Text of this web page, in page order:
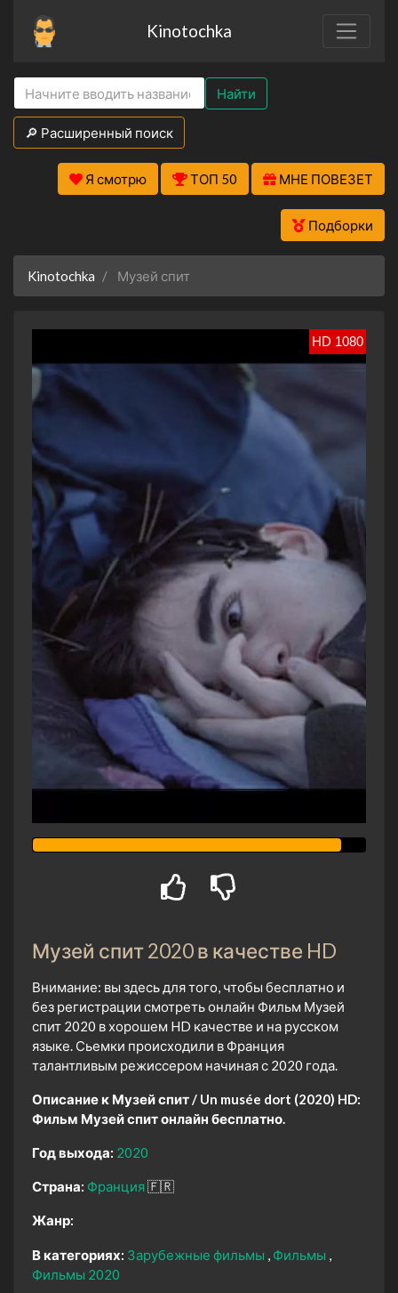
Kinotochka
Найти
🔎 Расширенный поиск
Я смотрю ТОП 50 МНЕ ПОВЕЗЕТ
Подборки
Kinotochka Музей спит
HD 1080
Музей спит 2020 в качестве HD
Внимание: вы здесь для того, чтобы бесплатно и
без регистрации смотреть онлайн Фильм Музей
спит 2020 в хорошем HD качестве и на русском
языке. Сьемки происходили в Франция
талантливым режиссером начиная с 2020 года.
Описание к Музей спит / Un musée dort (2020) HD:
Фильм Музей спит онлайн бесплатно.
Год выхода: 2020
Страна: Франция🇫🇷
Жанр:
В категориях: Зарубежные фильмы
Фильмы
Фильмы 2020